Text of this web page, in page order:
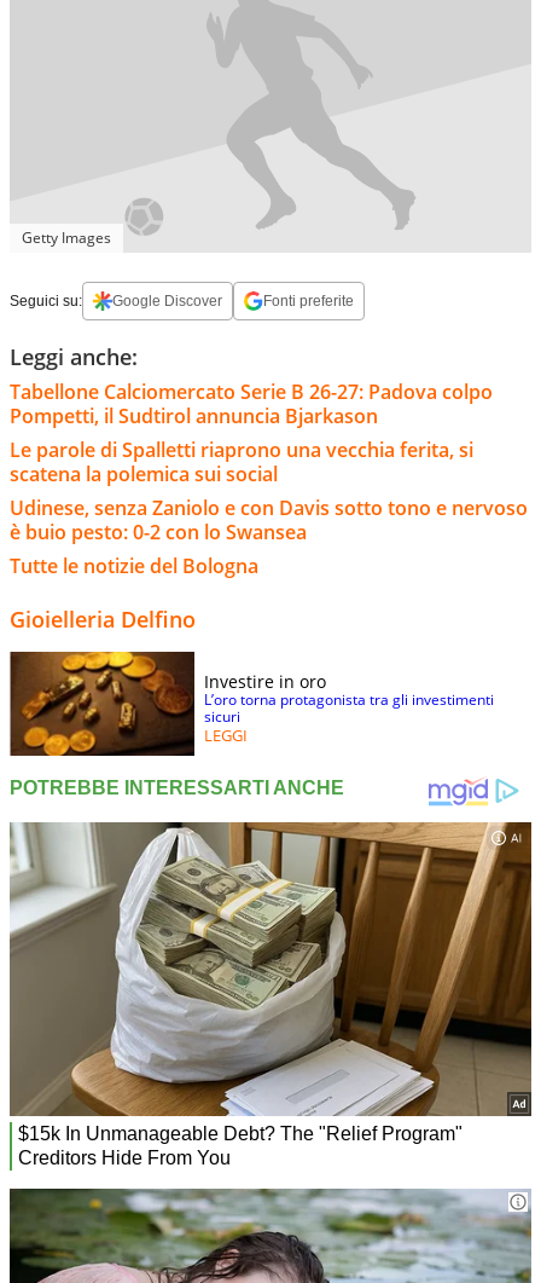
Getty Images
Seguici su: Google Discover Fonti preferite
Leggi anche:
Tabellone Calciomercato Serie B 26-27: Padova colpo
Pompetti, il Sudtirol annuncia Bjarkason
Le parole di Spalletti riaprono una vecchia ferita, si
scatena la polemica sui social
Udinese, senza Zaniolo e con Davis sotto tono e nervoso
è buio pesto: 0-2 con lo Swansea
Tutte le notizie del Bologna
Gioielleria Delfino
Investire in oro
L’oro torna protagonista tra gli investimenti
sicuri
LEGGI